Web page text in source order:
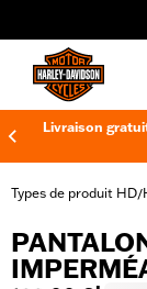
Livraison
Types de produit HD/